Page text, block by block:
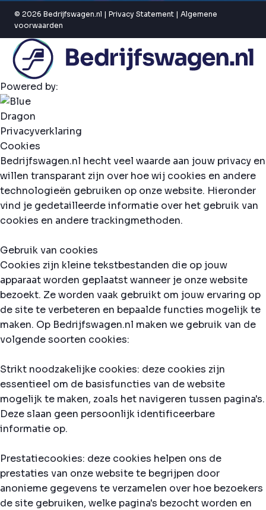
© 2026 Bedrijfswagen.nl | Privacy Statement | Algemene
voorwaarden
Powered by:
Privacyverklaring
Cookies
Bedrijfswagen.nl hecht veel waarde aan jouw privacy en
willen transparant zijn over hoe wij cookies en andere
technologieën gebruiken op onze website. Hieronder
vind je gedetailleerde informatie over het gebruik van
cookies en andere trackingmethoden.
Gebruik van cookies
Cookies zijn kleine tekstbestanden die op jouw
apparaat worden geplaatst wanneer je onze website
bezoekt. Ze worden vaak gebruikt om jouw ervaring op
de site te verbeteren en bepaalde functies mogelijk te
maken. Op Bedrijfswagen.nl maken we gebruik van de
volgende soorten cookies:
Strikt noodzakelijke cookies: deze cookies zijn
essentieel om de basisfuncties van de website
mogelijk te maken, zoals het navigeren tussen pagina's.
Deze slaan geen persoonlijk identificeerbare
informatie op.
Prestatiecookies: deze cookies helpen ons de
prestaties van onze website te begrijpen door
anonieme gegevens te verzamelen over hoe bezoekers
de site gebruiken, welke pagina's bezocht worden en